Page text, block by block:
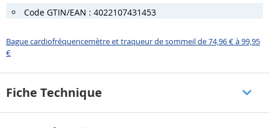
Code GTIN/EAN : 4022107431453
Bague cardiofréquencemètre et traqueur de sommeil de 74,96 € à 99,95
€
Fiche Technique